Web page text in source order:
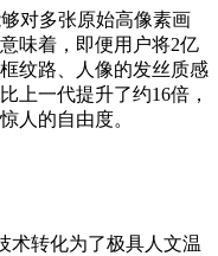
对多张原始高像素画
味着，即便用户将2亿
纹路、人像的发丝质感
上一代提升了约16倍，
人的自由度。
术转化为了极具人文温